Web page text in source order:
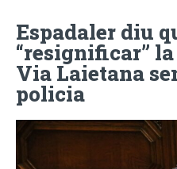
Espadaler diu
“resignificar”
Via Laietana
policia